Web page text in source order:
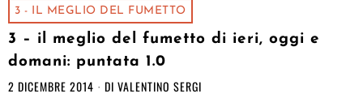
3 - IL MEGLIO DEL FUMETTO
3 – il meglio del fumetto di ieri, oggi e
domani: puntata 1.0
2 DICEMBRE 2014 DI VALENTINO SERGI